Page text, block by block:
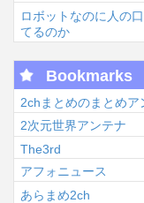
ロボットなのに人の
てるのか
Bookmarks
2chまとめのまとめア
2次元世界アンテナ
The3rd
アフォニュース
あらまめ2ch